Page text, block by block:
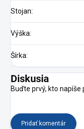
Stojan:
Výška:
Šírka:
Diskusia
Buďte prvý, kto napíše
Pridať komentár